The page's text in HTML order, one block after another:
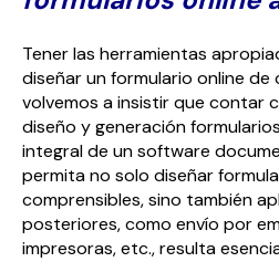
Tener las herramientas
diseñar un formulario online de
volvemos a insistir que contar
diseño y generación
integral de un software
permita no solo diseñar
comprensibles, sino también
posteriores, como envío por
impresoras, etc., resulta